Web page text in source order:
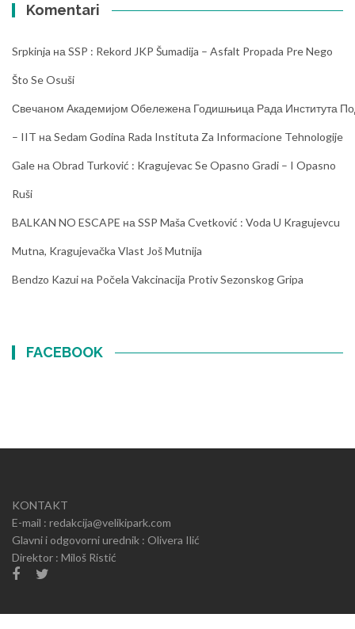
Komentari
Srpkinja на SSP : Rekord JKP Šumadija – Asfalt Propada Pre Nego
Što Se Osuši
Свечаном Академијом Обележена Годишњица Рада Института
– IIT на Sedam Godina Rada Instituta Za Informacione Tehnologije
Gale на Obrad Turković : Kragujevac Se Opasno Gradi – I Opasno
Ruši
BALKAN NO ESCAPE на SSP Maša Cvetković : Voda U Kragujevcu
Mutna, Kragujevačka Vlast Još Mutnija
Bendzo Kazui на Počela Vakcinacija Protiv Sezonskog Gripa
FACEBOOK
KONTAKT
E-mail : redakcija@velikipark.com
Glavni i odgovorni urednik : Olivera Ilić
Direktor : Miloš Ristić